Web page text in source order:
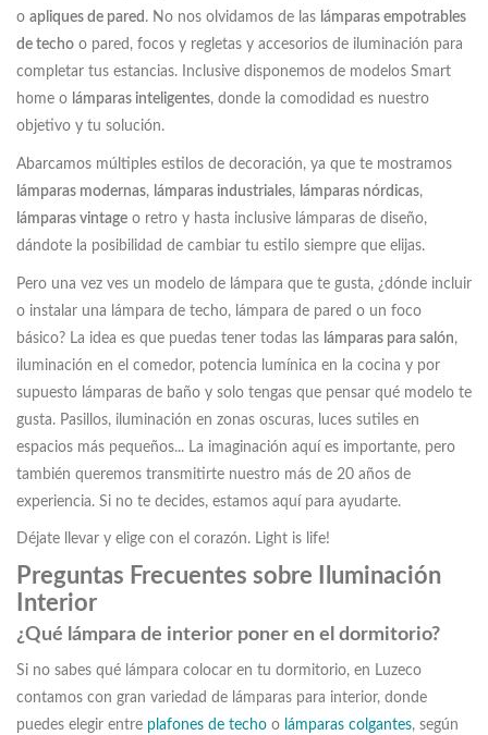
o apliques de pared . No nos olvidamos de las lámparas empotrables
de techo o pared, focos y regletas y accesorios de iluminación para
completar tus estancias. Inclusive disponemos de modelos Smart
home o lámparas inteligentes, donde la comodidad es nuestro
objetivo y tu solución.
Abarcamos múltiples estilos de decoración, ya que te mostramos
lámparas modernas, lámparas industriales, lámparas nórdicas,
lámparas vintage o retro y hasta inclusive lámparas de diseño,
dándote la posibilidad de cambiar tu estilo siempre que elijas.
Pero una vez ves un modelo de lámpara que te gusta, ¿dónde incluir
o instalar una lámpara de techo, lámpara de pared o un foco
básico? La idea es que puedas tener todas las lámparas para salón,
iluminación en el comedor, potencia lumínica en la cocina y por
supuesto lámparas de baño y solo tengas que pensar qué modelo te
gusta. Pasillos, iluminación en zonas oscuras, luces sutiles en
espacios más pequeños... La imaginación aquí es importante, pero
también queremos transmitirte nuestro más de 20 años de
experiencia. Si no te decides, estamos aquí para ayudarte.
Déjate llevar y elige con el corazón. Light is life!
Preguntas Frecuentes sobre Iluminación
Interior
¿Qué lámpara de interior poner en el dormitorio?
Si no sabes qué lámpara colocar en tu dormitorio, en Luzeco
contamos con gran variedad de lámparas para interior, donde
puedes elegir entre plafones de techo o lámparas colgantes, según